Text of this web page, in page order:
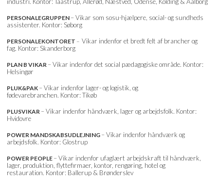
PERSONALEGRUPPEN – Vikar som sosu-hjælpere, social- og sundheds
assistenter. Kontor: Søborg
PERSONALEKONTORET – Vikar indenfor et bredt felt af brancher og
fag. Kontor: Skanderborg
PLAN B VIKAR – Vikar indenfor det social pædagogiske område. Kontor:
Helsingør
PLUK&PAK – Vikar indenfor lager- og logistik, og
fødevarebranchen. Kontor: Tikøb
PLUSVIKAR – Vikar indenfor håndværk, lager og arbejdsfolk. Kontor:
Hvidovre
POWER MANDSKABSUDLEJNING – Vikar indenfor håndværk og
arbejdsfolk. Kontor: Glostrup
POWER PEOPLE – Vikar indenfor ufaglært arbejdskraft til håndværk,
lager, produktion, flyttefirmaer, kontor, rengøring, hotel og
restauration. Kontor: Ballerup & Brønderslev